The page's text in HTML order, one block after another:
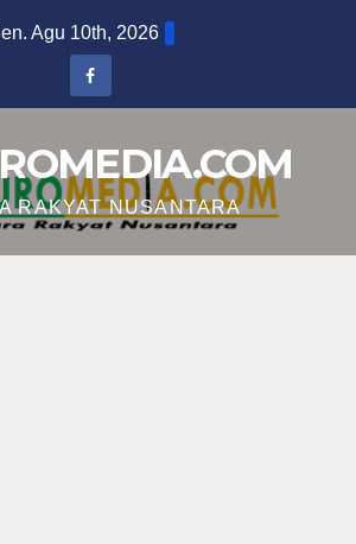
Agu 10th, 2026
RAKYAT NUSANTARA